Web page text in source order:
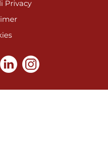
Privacy